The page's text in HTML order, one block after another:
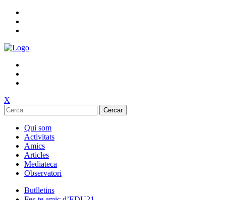
X
Cercar
Qui som
Activitats
Amics
Articles
Mediateca
Observatori
Butlletins